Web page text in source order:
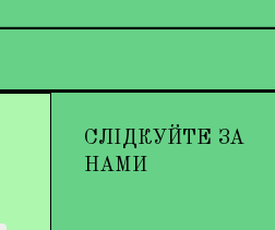
СЛІДКУЙТЕ ЗА
НАМИ